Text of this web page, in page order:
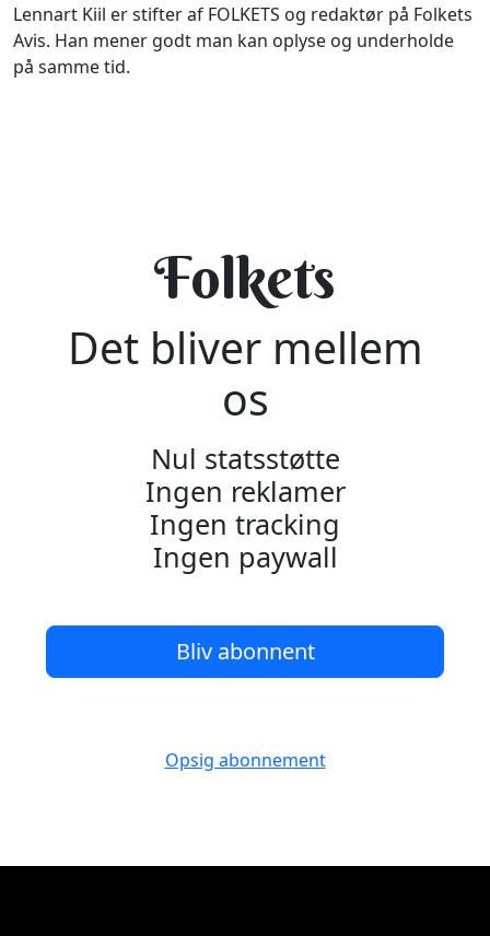
Lennart Kiil er stifter af FOLKETS og redaktør på Folkets
Avis. Han mener godt man kan oplyse og underholde
på samme tid.
Folkets
Det bliver mellem
os
Nul statsstøtte
Ingen reklamer
Ingen tracking
Ingen paywall
Bliv abonnent
Opsig abonnement